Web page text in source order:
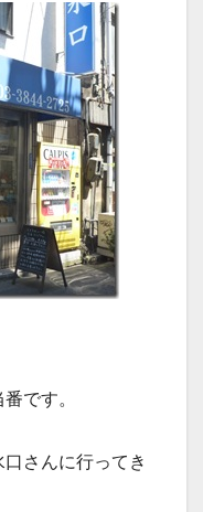
です。
さんに行ってき